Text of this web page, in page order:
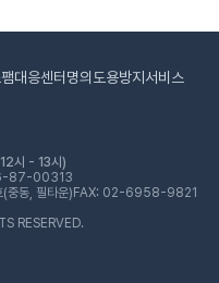
대응센터 명의도용방지서비스
시 - 13시)
87-00313
동, 필타운) FAX: 02-6958-9821
RESERVED.